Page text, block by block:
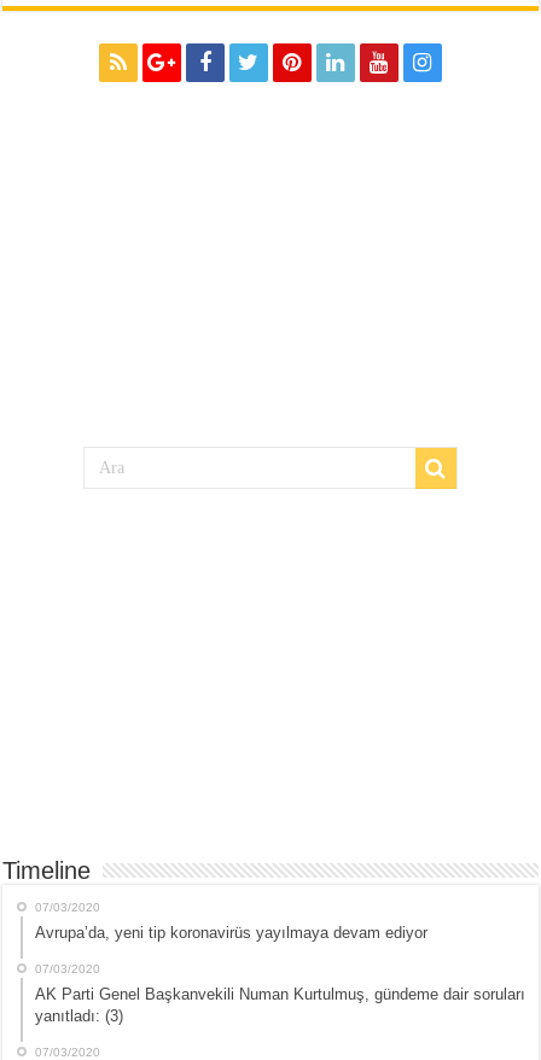
Timeline
07/03/2020
Avrupa’da, yeni tip koronavirüs yayılmaya devam ediyor
07/03/2020
AK Parti Genel Başkanvekili Numan Kurtulmuş, gündeme dair soruları
yanıtladı: (3)
07/03/2020